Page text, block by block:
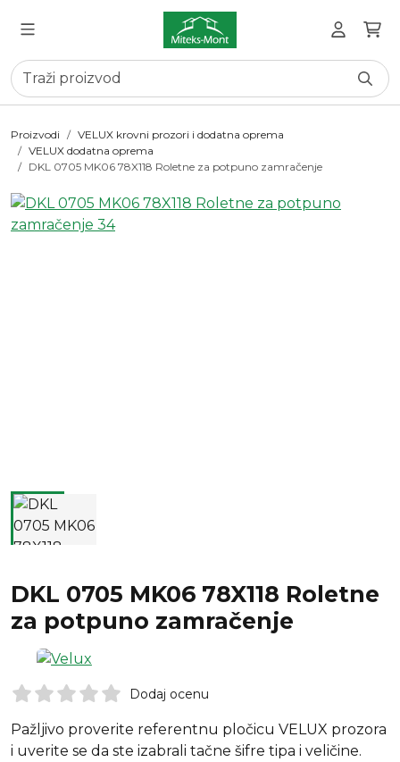
Proizvodi
VELUX krovni prozori i dodatna oprema
VELUX dodatna oprema
DKL 0705 MK06 78X118 Roletne za potpuno zamračenje
DKL 0705 MK06 78X118 Roletne
za potpuno zamračenje
Dodaj ocenu
Pažljivo proverite referentnu pločicu VELUX prozora
i uverite se da ste izabrali tačne šifre tipa i veličine.